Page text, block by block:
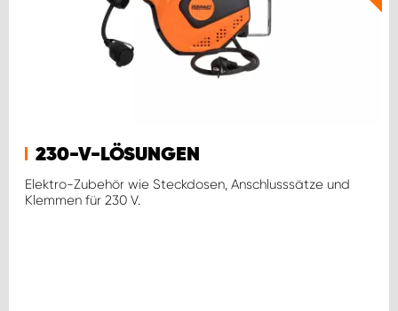
230-V-LÖSUNGEN
Elektro-Zubehör wie Steckdosen, Anschlusssätze und
Klemmen für 230 V.